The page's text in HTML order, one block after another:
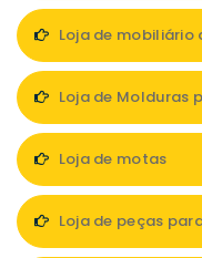
Loja de mobiliário
Loja de Molduras
Loja de motas
Loja de peças